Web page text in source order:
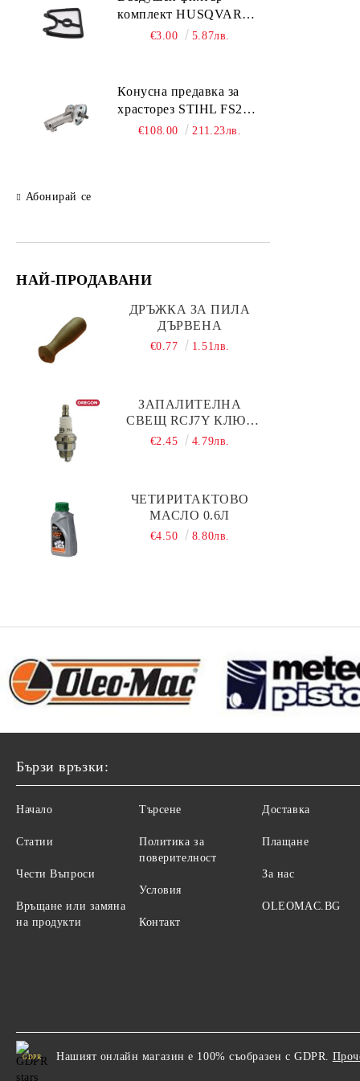
Пили за заточване
Резервни части за ръчни
Подаръчни комплекти
комплект HUSQVARNA
125;125BVx
€3.00 5.87лв.
Конусна предавка за
храсторез STIHL FS261;
FS361; FS461; FS491
€108.00 211.23лв.
Абонирай се
НАЙ-ПРОДАВАНИ
ДРЪЖКА ЗА ПИЛА
ДЪРВЕНА
€0.77 1.51лв.
ЗАПАЛИТЕЛНА
СВЕЩ RCJ7Y КЛЮЧ
19 OREGON
€2.45 4.79лв.
ЧЕТИРИТАКТОВО
МАСЛО 0.6Л
€4.50 8.80лв.
Бързи връзки:
Начало
Статии
Чести Въпроси
Връщане или замяна
на продукти
Търсене
Политика за
поверителност
Условия
Контакт
Доставка
Плащане
За нас
OLEOMAC.BG
GDPR Нашият онлайн магазин е 100% съобразен с GDPR.